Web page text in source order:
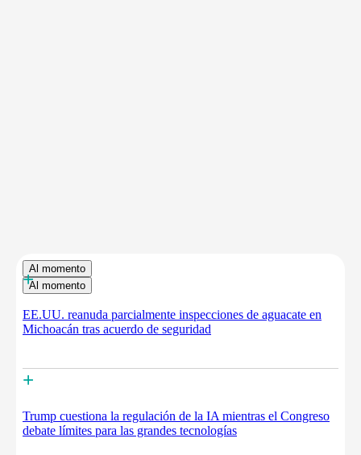
Al momento
Al momento
+
EE.UU. reanuda parcialmente inspecciones de aguacate en
Michoacán tras acuerdo de seguridad
+
Trump cuestiona la regulación de la IA mientras el Congreso
debate límites para las grandes tecnologías